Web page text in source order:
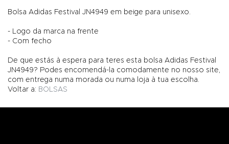
Bolsa Adidas Festival JN4949 em beige para unisexo.
- Logo da marca na frente
- Com fecho
De que estás à espera para teres esta bolsa Adidas Festival
JN4949? Podes encomendá-la comodamente no nosso site,
com entrega numa morada ou numa loja à tua escolha.
Voltar a: BOLSAS